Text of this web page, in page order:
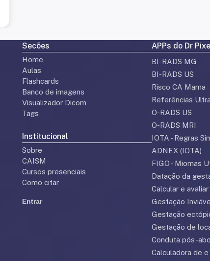
Secões
Home
Aulas
Flashcards
Banco de imagens
Visualizador Dicom
Tags
Institucional
Sobre
CAISM
Cursos presenciais
Como citar
Entrar
APPs do Dr
BI-RADS MG
BI-RADS US
Risco CA Mama
Referências
O-RADS US
O-RADS MRI
IOTA - Regras
ADNEX (IOTA)
FIGO - Miomas
Datação da
Calcular e
Gestação
Gestação
Gestação de
Conduta pós-
Calculadora de